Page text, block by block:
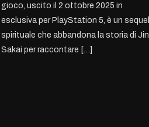
gioco, uscito il 2 ottobre 2025 in
esclusiva per PlayStation 5, è un sequel
spirituale che abbandona la storia di Jin
Sakai per raccontare […]